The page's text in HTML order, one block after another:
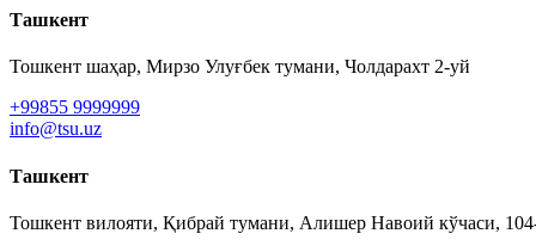
Ташкент
Тошкент шаҳар, Мирзо Улуғбек тумани, Чолдарахт 2-уй
+99855 9999999
info@tsu.uz
Ташкент
Тошкент вилояти, Қибрай тумани, Алишер Навоий кўчаси,